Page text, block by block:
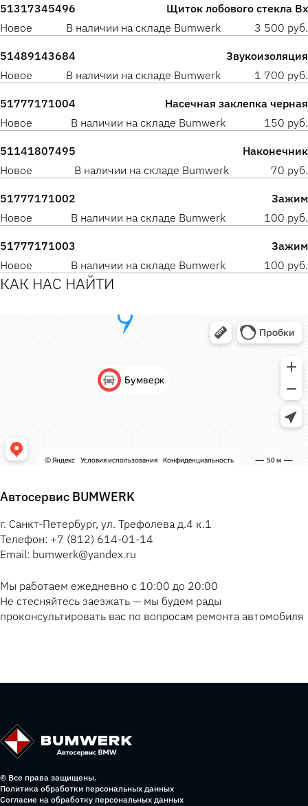
51317345496
Щиток лобового стекла Вх
Новое
В наличии на складе Bumwerk 3 500 руб.
51489143684
Звукоизоляция
Новое
В наличии на складе Bumwerk 1 700 руб.
51777171004
Насечная заклепка черная
Новое
В наличии на складе Bumwerk 150 руб.
51141807495
Наконечник
Новое
В наличии на складе Bumwerk 70 руб.
51777171002
Зажим
Новое
В наличии на складе Bumwerk 100 руб.
51777171003
Зажим
Новое
В наличии на складе Bumwerk 100 руб.
КАК НАС НАЙТИ
Автосервис BUMWERK
г. Санкт-Петербург, ул. Трефолева д.4 к.1
Телефон: +7 (812) 614-01-14
Email: bumwerk@yandex.ru
Мы работаем ежедневно с 10:00 до 20:00
Не стесняйтесь заезжать — мы будем рады
проконсультировать вас по вопросам ремонта автомобиля
© Все права защищены.
Политика обработки персональных данных
Согласие на обработку персональных данных